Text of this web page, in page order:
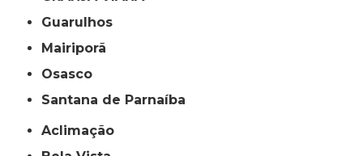
Guarulhos
Mairiporã
Osasco
Santana de Parnaíba
Aclimação